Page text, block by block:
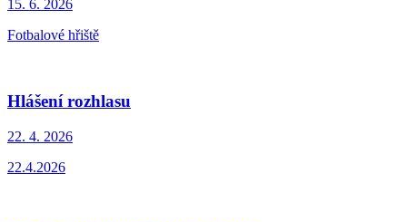
15. 6. 2026
Fotbalové hřiště
Hlášení rozhlasu
22. 4. 2026
22.4.2026